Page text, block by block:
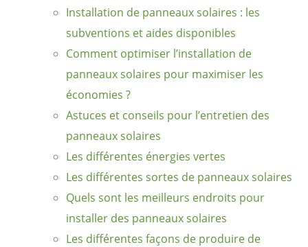
Installation de panneaux solaires : les
subventions et aides disponibles
Comment optimiser l’installation de
panneaux solaires pour maximiser les
économies ?
Astuces et conseils pour l’entretien des
panneaux solaires
Les différentes énergies vertes
Les différentes sortes de panneaux solaires
Quels sont les meilleurs endroits pour
installer des panneaux solaires
Les différentes façons de produire de